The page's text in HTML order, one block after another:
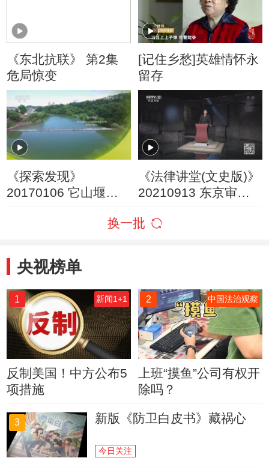
《东北抗联》 第2集
危局惊变
[记住乡愁]英雄情怀永
留存
《探索发现》
20170106 它山堰
《法律讲堂(文史版)》
20210913 东京审判
事件真相
换一批
央视榜单
1 新闻1+1
反制美国！中方公布5
项措施
2 中国法治观察
上班“摸鱼”公司有权开
除吗？
3 新版《防卫白皮书》藏祸心
今日关注